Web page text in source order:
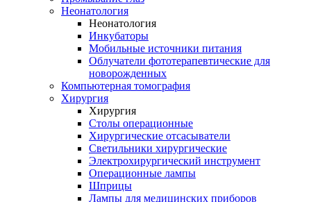
Неонатология
Неонатология
Инкубаторы
Мобильные источники питания
Облучатели фототерапевтические для
новорожденных
Компьютерная томография
Хирургия
Хирургия
Столы операционные
Хирургические отсасыватели
Светильники хирургические
Электрохирургический инструмент
Операционные лампы
Шприцы
Лампы для медицинских приборов